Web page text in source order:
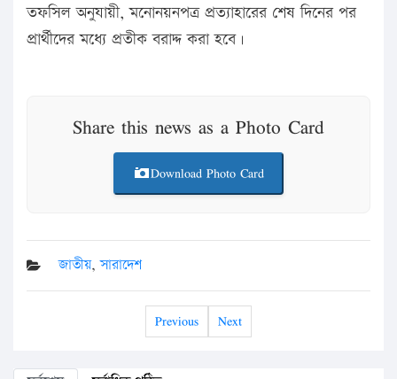
তফসিল অনুযায়ী, মনোনয়নপত্র প্রত্যাহারের শেষ দিনের পর
প্রার্থীদের মধ্যে প্রতীক বরাদ্দ করা হবে।
Share this news as a Photo Card
Download Photo Card
জাতীয়,সারাদেশ
Previous Next